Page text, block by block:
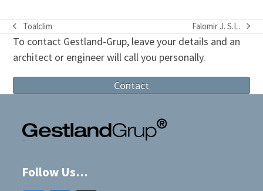
previous
post:
Toalclim
next
post:
Falomir J. S.L.
To contact Gestland-Grup, leave your details and an
architect or engineer will call you personally.
Contact
Follow Us…